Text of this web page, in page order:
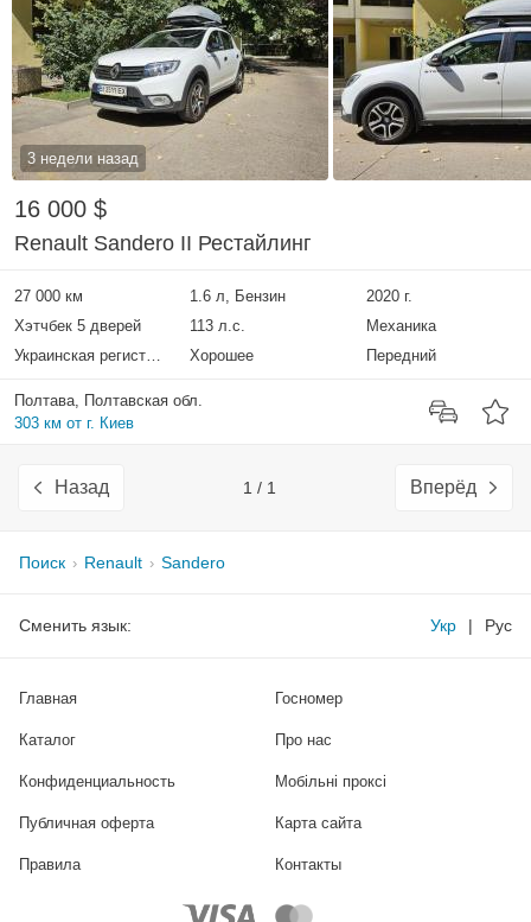
3 недели назад
16 000 $
Renault Sandero II Рестайлинг
27 000 км 1.6 л, Бензин
2020 г.
Хэтчбек 5 дверей
113 л.с.
Механика
Украинская регистрация
Хорошее Передний
Полтава, Полтавская обл.
303 км от г. Киев
Назад 1 / 1 Вперёд
Поиск Renault Sandero
Сменить язык: Укр | Рус
Главная
Каталог
Госномер
Про нас
Конфиденциальность Мобільні проксі
Публичная оферта Карта сайта
Правила Контакты